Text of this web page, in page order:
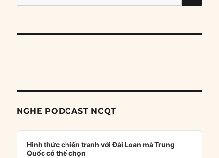
for:
NGHE PODCAST NCQT
Audio
Player
Hình thức chiến tranh với Đài Loan mà Trung
Quốc có thể chọn